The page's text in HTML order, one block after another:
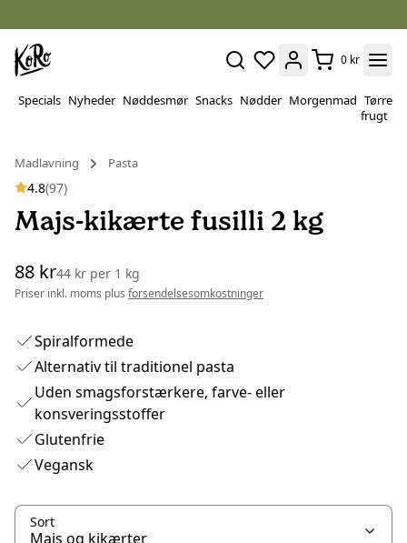
0 kr
Specials Nyheder Nøddesmør Snacks Nødder Morgenmad Tørret
frugt
Madlavning
Pasta
4.8(97)
Majs-kikærte fusilli 2 kg
88 kr44 kr per 1 kg
Priser inkl. moms plus forsendelsesomkostninger
Spiralformede
Alternativ til traditionel pasta
Uden smagsforstærkere, farve- eller
konsveringsstoffer
Glutenfrie
Vegansk
Sort